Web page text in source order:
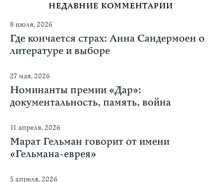
НЕДАВНИЕ КОММЕНТАРИИ
8 июля, 2026
Где кончается страх: Анна Сандермоен о
литературе и выборе
27 мая, 2026
Номинанты премии «Дар»:
документальность, память, война
11 апреля, 2026
Марат Гельман говорит от имени
«Гельмана-еврея»
5 апреля, 2026